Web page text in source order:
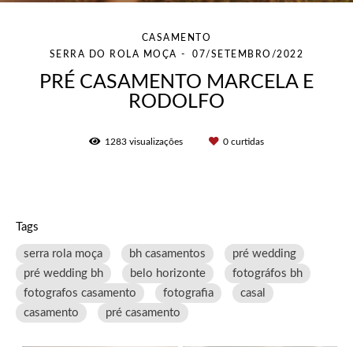
CASAMENTO
SERRA DO ROLA MOÇA
07/SETEMBRO/2022
PRÉ CASAMENTO MARCELA E
RODOLFO
1283 visualizações 0 curtidas
Tags
serra rola moça bh casamentos
pré wedding
pré wedding bh
belo horizonte
fotográfos bh
fotografos casamento
fotografia
casal
casamento
pré casamento